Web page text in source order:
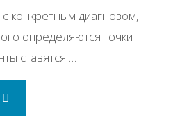
конкретным диагнозом,
определяются точки
ставятся …